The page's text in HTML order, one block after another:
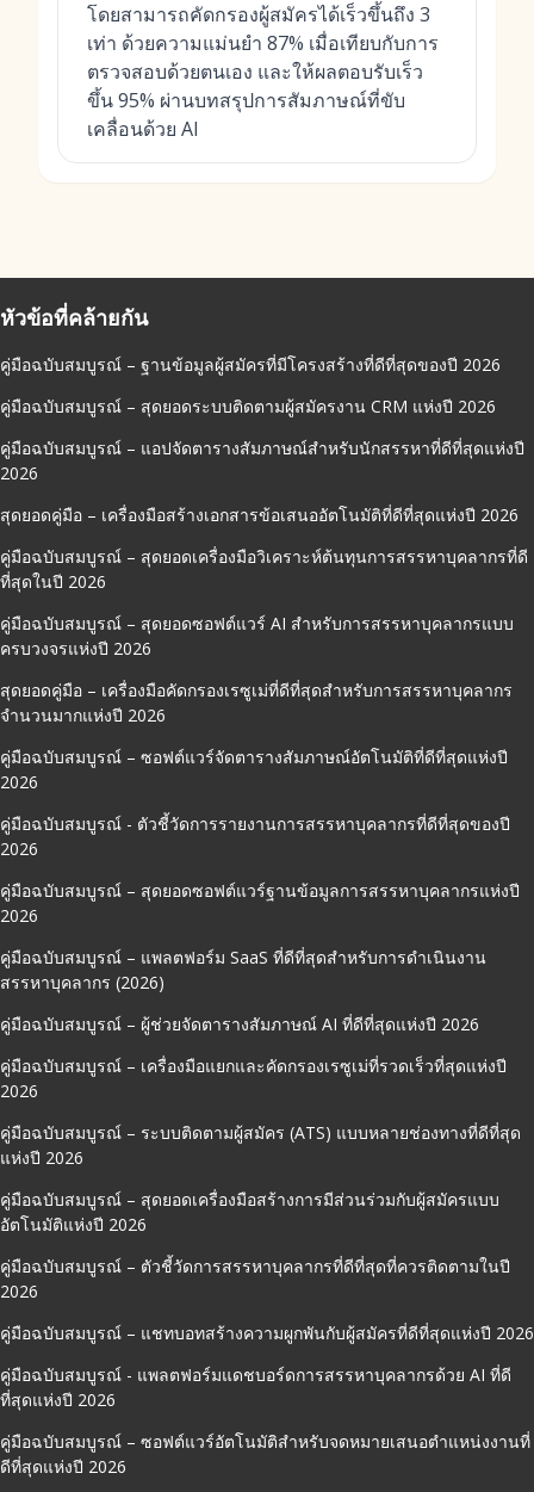
โดยสามารถคัดกรองผู้สมัครได้เร็วขึ้นถึง 3
เท่า ด้วยความแม่นยำ 87% เมื่อเทียบกับการ
ตรวจสอบด้วยตนเอง และให้ผลตอบรับเร็ว
ขึ้น 95% ผ่านบทสรุปการสัมภาษณ์ที่ขับ
เคลื่อนด้วย AI
หัวข้อที่คล้ายกัน
คู่มือฉบับสมบูรณ์ – ฐานข้อมูลผู้สมัครที่มีโครงสร้างที่ดีที่สุดของปี 2026
คู่มือฉบับสมบูรณ์ – สุดยอดระบบติดตามผู้สมัครงาน CRM แห่งปี 2026
คู่มือฉบับสมบูรณ์ – แอปจัดตารางสัมภาษณ์สำหรับนักสรรหาที่ดีที่สุดแห่งปี
2026
สุดยอดคู่มือ – เครื่องมือสร้างเอกสารข้อเสนออัตโนมัติที่ดีที่สุดแห่งปี 2026
คู่มือฉบับสมบูรณ์ – สุดยอดเครื่องมือวิเคราะห์ต้นทุนการสรรหาบุคลากรที่ดี
ที่สุดในปี 2026
คู่มือฉบับสมบูรณ์ – สุดยอดซอฟต์แวร์ AI สำหรับการสรรหาบุคลากรแบบ
ครบวงจรแห่งปี 2026
สุดยอดคู่มือ – เครื่องมือคัดกรองเรซูเม่ที่ดีที่สุดสำหรับการสรรหาบุคลากร
จำนวนมากแห่งปี 2026
คู่มือฉบับสมบูรณ์ – ซอฟต์แวร์จัดตารางสัมภาษณ์อัตโนมัติที่ดีที่สุดแห่งปี
2026
คู่มือฉบับสมบูรณ์ - ตัวชี้วัดการรายงานการสรรหาบุคลากรที่ดีที่สุดของปี
2026
คู่มือฉบับสมบูรณ์ – สุดยอดซอฟต์แวร์ฐานข้อมูลการสรรหาบุคลากรแห่งปี
2026
คู่มือฉบับสมบูรณ์ – แพลตฟอร์ม SaaS ที่ดีที่สุดสำหรับการดำเนินงาน
สรรหาบุคลากร (2026)
คู่มือฉบับสมบูรณ์ – ผู้ช่วยจัดตารางสัมภาษณ์ AI ที่ดีที่สุดแห่งปี 2026
คู่มือฉบับสมบูรณ์ – เครื่องมือแยกและคัดกรองเรซูเม่ที่รวดเร็วที่สุดแห่งปี
2026
คู่มือฉบับสมบูรณ์ – ระบบติดตามผู้สมัคร (ATS) แบบหลายช่องทางที่ดีที่สุด
แห่งปี 2026
คู่มือฉบับสมบูรณ์ – สุดยอดเครื่องมือสร้างการมีส่วนร่วมกับผู้สมัครแบบ
อัตโนมัติแห่งปี 2026
คู่มือฉบับสมบูรณ์ – ตัวชี้วัดการสรรหาบุคลากรที่ดีที่สุดที่ควรติดตามในปี
2026
คู่มือฉบับสมบูรณ์ – แชทบอทสร้างความผูกพันกับผู้สมัครที่ดีที่สุดแห่งปี 2026
คู่มือฉบับสมบูรณ์ - แพลตฟอร์มแดชบอร์ดการสรรหาบุคลากรด้วย AI ที่ดี
ที่สุดแห่งปี 2026
คู่มือฉบับสมบูรณ์ – ซอฟต์แวร์อัตโนมัติสำหรับจดหมายเสนอตำแหน่งงานที่
ดีที่สุดแห่งปี 2026